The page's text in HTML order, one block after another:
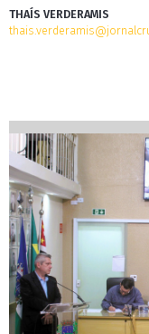
THAÍS VERDERAMIS